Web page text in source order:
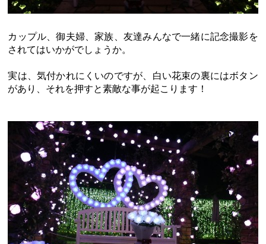
カップル、御夫婦、家族、友達みんなで一緒に記念撮影を
されてはいかがでしょうか。
実は、気付かれにくいのですが、白い花束の裏にはボタン
があり、それを押すと素敵な事が起こります！